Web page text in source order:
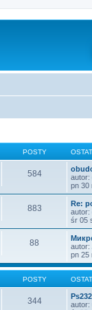
POSTY
584
autor:
pn 30
883
Re:
autor:
śr 05
88
autor:
pn 25
POSTY
344
autor: